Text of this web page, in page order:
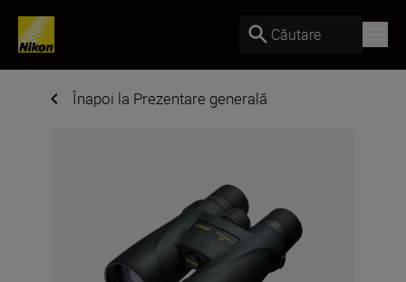
Căutare
Înapoi la Prezentare generală